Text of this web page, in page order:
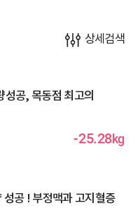
상세검색
성공, 목동점 최고의
-25.28kg
공 ! 부정맥과 고지혈증